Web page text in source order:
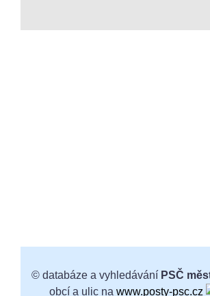
© databáze a vyhledávání PSČ
obcí a ulic nawww.posty-psc.cz